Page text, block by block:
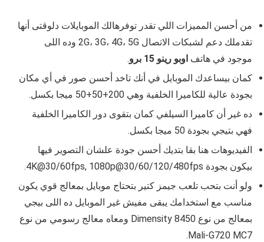
من أحسن المميزات اللي تقدر توفرهالك الموبايلات دلوقتى أنها
تقدملك دعم لشبكات الاتصال 2G، 3G، 4G، 5G وده اللى
موجود في هاتف اوبو رينو 15 برو
.
كمان بيساعدك الموبايل في أنك تاخد أحسن صور في أي مكان
بجودة عالية للكاميرا الخلفية وهي 200+50+50 ميجا بكسل.
ده غير أن كاميرا السيلفي كمان بتقوى دور الكاميرا الخلفية
فهي بتيجي بجودة 50 ميجا بكسل.
الفيديوهات هنا بقا بتديك أحسن جودة علشان التصوير فيها
بيكون بجودة 4K@30/60fps, 1080p@30/60/120/480fps.
ولو أنت بتحب تلعب جيمز كتير بتحتاج موبايل بمعالج قوي يكون
مناسب مع استخدامك يبقى مفيش غير الموبايل ده اللى بيجي
بمعالج من نوع Dimensity 8450 ومعاه معالج رسومي من نوع
Mali-G720 MC7.